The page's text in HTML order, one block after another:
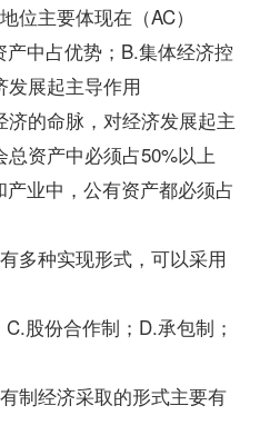
主要体现在（AC）
中占优势；B.集体经济控
展起主导作用
的命脉，对经济发展起主
资产中必须占50%以上
业中，公有资产都必须占
种实现形式，可以采用
份合作制；D.承包制；
经济采取的形式主要有